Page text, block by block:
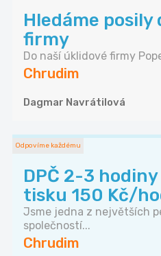
Hledáme posily
firmy
Do naší úklidové firmy
Chrudim
Dagmar Navrátilová
Odpovíme každému
DPČ 2-3
tisku 150 Kč/
Jsme jedna z největších
společností...
Chrudim